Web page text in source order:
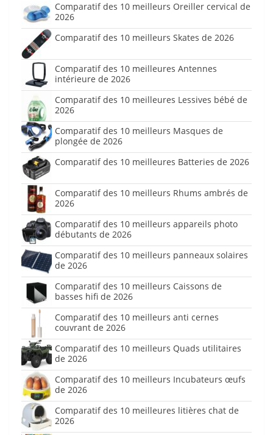
Comparatif des 10 meilleurs Oreiller cervical de
2026
Comparatif des 10 meilleurs Skates de 2026
Comparatif des 10 meilleures Antennes
intérieure de 2026
Comparatif des 10 meilleures Lessives bébé de
2026
Comparatif des 10 meilleurs Masques de
plongée de 2026
Comparatif des 10 meilleures Batteries de 2026
Comparatif des 10 meilleurs Rhums ambrés de
2026
Comparatif des 10 meilleurs appareils photo
débutants de 2026
Comparatif des 10 meilleurs panneaux solaires
de 2026
Comparatif des 10 meilleurs Caissons de
basses hifi de 2026
Comparatif des 10 meilleurs anti cernes
couvrant de 2026
Comparatif des 10 meilleurs Quads utilitaires
de 2026
Comparatif des 10 meilleurs Incubateurs œufs
de 2026
Comparatif des 10 meilleures litières chat de
2026